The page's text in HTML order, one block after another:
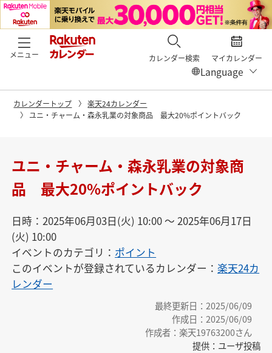
メニュー カレンダー検索 マイカレンダー
カレンダートップ
楽天24カレンダー
ユニ・チャーム・森永乳業の対象商品 最大20%ポイントバック
ユニ・チャーム・森永乳業の対象商
品 最大20%ポイントバック
日時：2025年06月03日(火) 10:00 〜 2025年06月17日
(火) 10:00
イベントのカテゴリ： ポイント
このイベントが登録されているカレンダー：楽天24カ
レンダー
最終更新日：2025/06/09
作成日：2025/06/09
作成者：楽天19763200さん
提供：ユーザ投稿